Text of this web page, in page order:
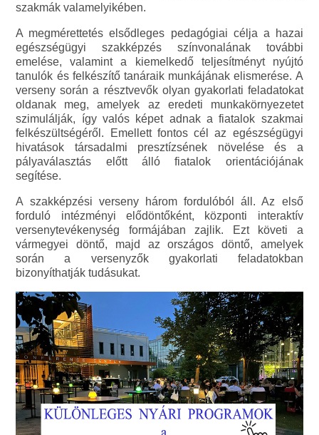
szakmák valamelyikében.
A megmérettetés elsődleges pedagógiai célja a hazai
egészségügyi szakképzés színvonalának további
emelése, valamint a kiemelkedő teljesítményt nyújtó
tanulók és felkészítő tanáraik munkájának elismerése. A
verseny során a résztvevők olyan gyakorlati feladatokat
oldanak meg, amelyek az eredeti munkakörnyezetet
szimulálják, így valós képet adnak a fiatalok szakmai
felkészültségéről. Emellett fontos cél az egészségügyi
hivatások társadalmi presztízsének növelése és a
pályaválasztás előtt álló fiatalok orientációjának
segítése.
A szakképzési verseny három fordulóból áll. Az első
forduló intézményi elődöntőként, központi interaktív
versenytevékenység formájában zajlik. Ezt követi a
vármegyei döntő, majd az országos döntő, amelyek
során a versenyzők gyakorlati feladatokban
bizonyíthatják tudásukat.